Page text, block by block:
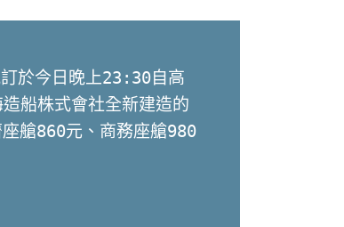
於今日晚上23:30自高
船株式會社全新建造的
艙860元、商務座艙980